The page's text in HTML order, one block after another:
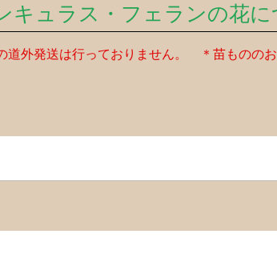
キュラス・フェランの花
道外発送は行っておりません。 ＊苗ものの